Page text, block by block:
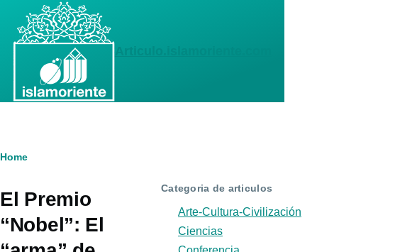
Skip to main content
Breadcrumb
Home
El Premio
“Nobel”: El
Categoria de articulos
Arte-Cultura-Civilización
Ciencias